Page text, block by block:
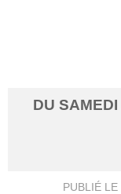
DU SAMEDI
PUBLIÉ LE